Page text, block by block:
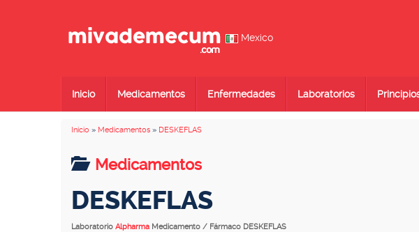
Mexico
Inicio Medicamentos Enfermedades Laboratorios
Inicio » Medicamentos » DESKEFLAS
Medicamentos
DESKEFLAS
Laboratorio Alpharma Medicamento / Fármaco DESKEFLAS